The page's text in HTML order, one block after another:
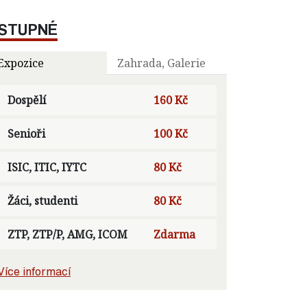
Zahrada, Galerie
Dospělí 160 Kč
Senioři 100 Kč
ISIC, ITIC, IYTC 80 Kč
Žáci, studenti 80 Kč
ZTP, ZTP/P, AMG, ICOM Zdarma
informací